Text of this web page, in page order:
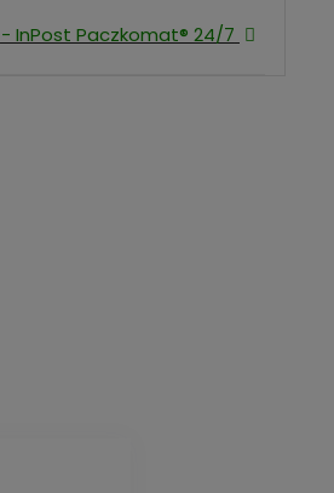
- InPost Paczkomat® 24/7